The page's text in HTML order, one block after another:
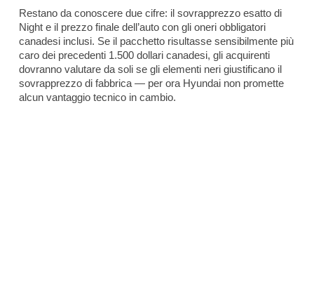
Restano da conoscere due cifre: il sovrapprezzo esatto di
Night e il prezzo finale dell’auto con gli oneri obbligatori
canadesi inclusi. Se il pacchetto risultasse sensibilmente più
caro dei precedenti 1.500 dollari canadesi, gli acquirenti
dovranno valutare da soli se gli elementi neri giustificano il
sovrapprezzo di fabbrica — per ora Hyundai non promette
alcun vantaggio tecnico in cambio.